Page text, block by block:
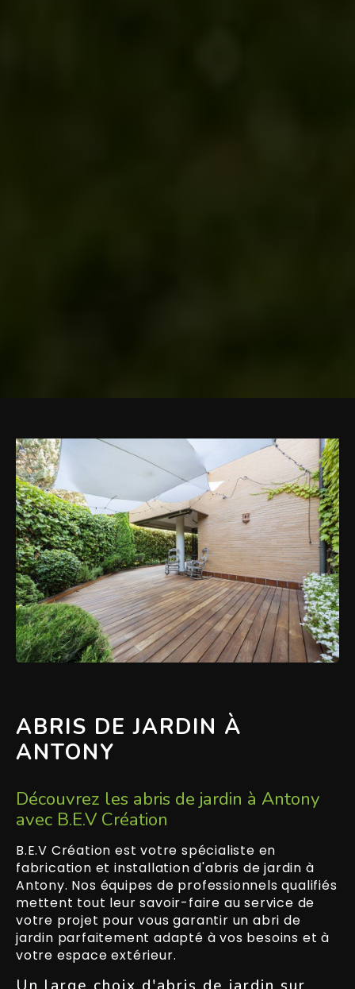
ABRIS DE JARDIN À
ANTONY
Découvrez les abris de jardin à Antony
avec B.E.V Création
B.E.V Création est votre spécialiste en
fabrication et installation d'abris de jardin à
Antony. Nos équipes de professionnels qualifiés
mettent tout leur savoir-faire au service de
votre projet pour vous garantir un abri de
jardin parfaitement adapté à vos besoins et à
votre espace extérieur.